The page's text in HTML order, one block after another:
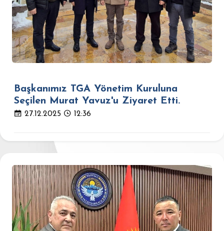
Başkanımız TGA Yönetim Kuruluna
Seçilen Murat Yavuz'u Ziyaret Etti.
27.12.2025 12:36